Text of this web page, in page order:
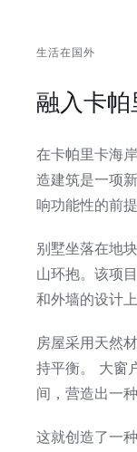
生活在国外
融入卡帕
在卡帕里卡海
造建筑是一项
响功能性的前
别墅坐落在地
山环抱。 该项
和外墙的设计上
房屋采用天然
持平衡。 大窗
间，营造出一
这就创造了一